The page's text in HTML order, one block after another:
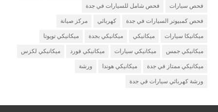
فحص سيارات فحص شامل للسيارات في جدة
فحص كمبيوتر السيارات في جدة كهربائي مركز صيانة
ميكانيكا سيارات ميكانيكي ميكانيكي بجدة ميكانيكي تويوتا
ميكانيكي جمس ميكانيكي سيارات ميكانيكي فورد ميكانيكي لكزس
ميكانيكي ممتاز في جدة ميكانيكي هوندا ورشة
ورشة كهربائي سيارات في جدة